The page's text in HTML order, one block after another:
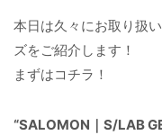
本日は久々にお取り扱
ズをご紹介します！
まずはコチラ！
“SALOMON｜S/LAB